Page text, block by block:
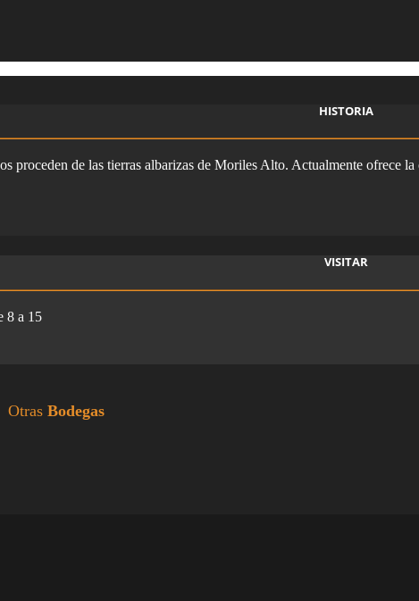
HISTORIA
proceden de las tierras albarizas de Moriles Alto. Actualmente ofrece
VISITAR
8 a 15
Otras Bodegas